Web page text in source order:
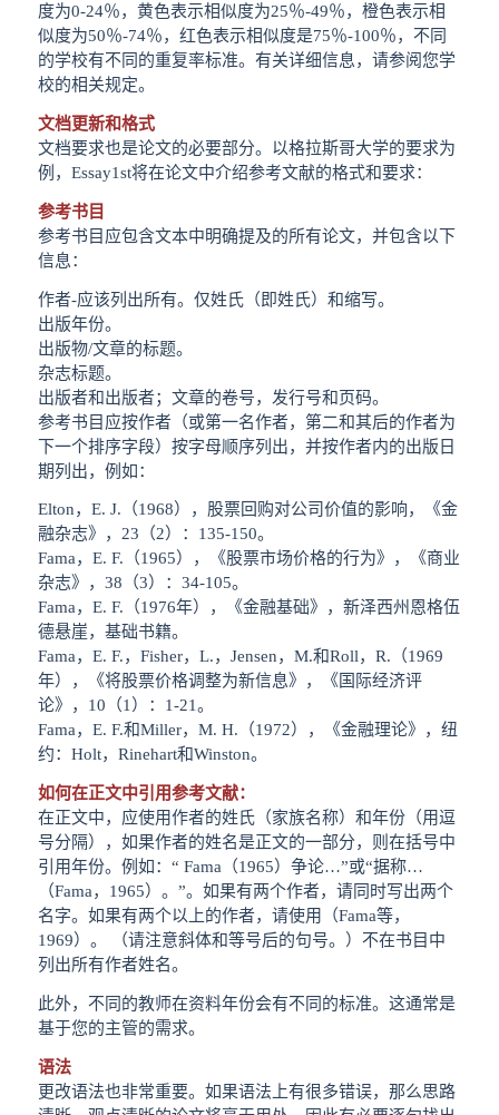
度为0-24％，黄色表示相似度为25％-49％，橙色表示相
似度为50％-74％，红色表示相似度是75％-100％，不同
的学校有不同的重复率标准。有关详细信息，请参阅您学
校的相关规定。
文档更新和格式
文档要求也是论文的必要部分。以格拉斯哥大学的要求为
例，Essay1st将在论文中介绍参考文献的格式和要求：
参考书目
参考书目应包含文本中明确提及的所有论文，并包含以下
信息：
作者-应该列出所有。仅姓氏（即姓氏）和缩写。
出版年份。
出版物/文章的标题。
杂志标题。
出版者和出版者；文章的卷号，发行号和页码。
参考书目应按作者（或第一名作者，第二和其后的作者为
下一个排序字段）按字母顺序列出，并按作者内的出版日
期列出，例如：
Elton，E. J.（1968），股票回购对公司价值的影响，《金
融杂志》，23（2）：135-150。
Fama，E. F.（1965），《股票市场价格的行为》，《商业
杂志》，38（3）：34-105。
Fama，E. F.（1976年），《金融基础》，新泽西州恩格伍
德悬崖，基础书籍。
Fama，E. F.，Fisher，L.，Jensen，M.和Roll，R.（1969
年），《将股票价格调整为新信息》，《国际经济评
论》，10（1）：1-21。
Fama，E. F.和Miller，M. H.（1972），《金融理论》，纽
约：Holt，Rinehart和Winston。
如何在正文中引用参考文献：
在正文中，应使用作者的姓氏（家族名称）和年份（用逗
号分隔），如果作者的姓名是正文的一部分，则在括号中
引用年份。例如：“ Fama（1965）争论…”或“据称…
（Fama，1965）。”。如果有两个作者，请同时写出两个
名字。如果有两个以上的作者，请使用（Fama等，
1969）。 （请注意斜体和等号后的句号。）不在书目中
列出所有作者姓名。
此外，不同的教师在资料年份会有不同的标准。这通常是
基于您的主管的需求。
语法
更改语法也非常重要。如果语法上有很多错误，那么思路